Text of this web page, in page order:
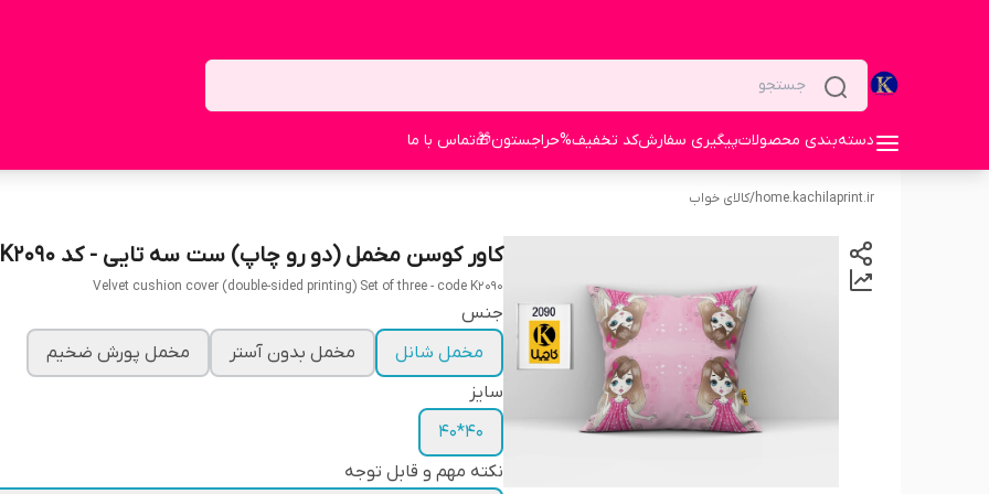
دسته‌بندی محصولاتپیگیری سفارشکد تخفیف%حراجستون🎁تماس با ما
home.kachilaprint.ir
/کالای خواب
کاور کوسن مخمل (دو رو چاپ) ست سه تایی - کد K2090
Velvet cushion cover (double-sided printing) Set of three - code K2090
جنس
مخمل شانل
مخمل بدون آستر
مخمل پورش ضخیم
سایز
40*40
نکته مهم و قابل توجه